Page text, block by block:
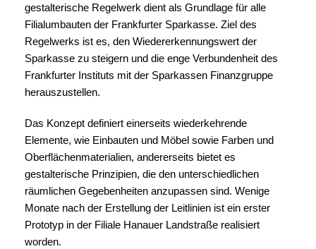
gestalterische Regelwerk dient als Grundlage für alle
Filialumbauten der Frankfurter Sparkasse. Ziel des
Regelwerks ist es, den Wiedererkennungswert der
Sparkasse zu steigern und die enge Verbundenheit des
Frankfurter Instituts mit der Sparkassen Finanzgruppe
herauszustellen.
Das Konzept definiert einerseits wiederkehrende
Elemente, wie Einbauten und Möbel sowie Farben und
Oberflächenmaterialien, andererseits bietet es
gestalterische Prinzipien, die den unterschiedlichen
räumlichen Gegebenheiten anzupassen sind. Wenige
Monate nach der Erstellung der Leitlinien ist ein erster
Prototyp in der Filiale Hanauer Landstraße realisiert
worden.